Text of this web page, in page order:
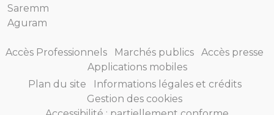
Saremm
Aguram
Accès Professionnels Marchés publics
Accès presse
Applications mobiles
Plan du site
Informations légales et crédits
Gestion des cookies